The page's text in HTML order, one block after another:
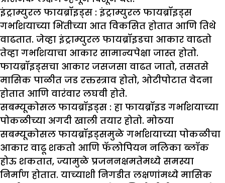
इंट्राम्युरल फायब्रॉइड्स : इंट्राम्युरल फायब्रॉइड्स
गर्भाशयाच्या भिंतीच्या आत विकसित होतात आणि तिथे
वाढतात. जेव्हा इंट्राम्युरल फायब्रॉइडचा आकार वाढतो
तेव्हा गर्भाशयाचा आकार सामान्यपेक्षा जास्त होतो.
फायब्रॉइड्सचा आकार जसजसा वाढत जातो, तसतसे
मासिक पाळीत जड रक्तस्त्राव होतो, ओटीपोटात वेदना
होतात आणि वारंवार लघवी होते.
सबम्यूकोसल फायब्रॉइड्स : हा फायब्रॉइड गर्भाशयाच्या
पोकळीच्या अगदी खाली तयार होतो. मोठया
सबम्यूकोसल फायब्रॉइड्समुळे गर्भाशयाच्या पोकळीचा
आकार वाढू शकतो आणि फॅलोपियन नलिका ब्लॉक
होऊ शकतात, ज्यामुळे प्रजननक्षमतेमध्ये समस्या
निर्माण होतात. याच्याशी निगडीत लक्षणांमध्ये मासिक